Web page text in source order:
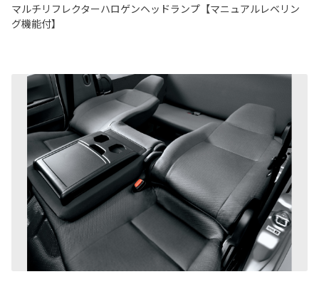
マルチリフレクターハロゲンヘッドランプ【マニュアルレベリン
グ機能付】